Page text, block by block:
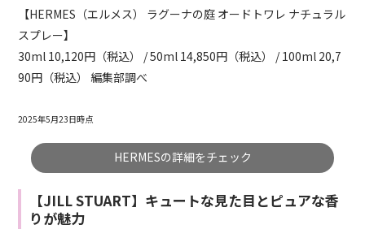
【HERMES（エルメス） ラグーナの庭 オードトワレ ナチュラル
スプレー】
30ml 10,120円（税込） / 50ml 14,850円（税込） / 100ml 20,7
90円（税込） 編集部調べ
2025年5月23日時点
HERMESの詳細をチェック
【JILL STUART】キュートな見た目とピュアな香
りが魅力